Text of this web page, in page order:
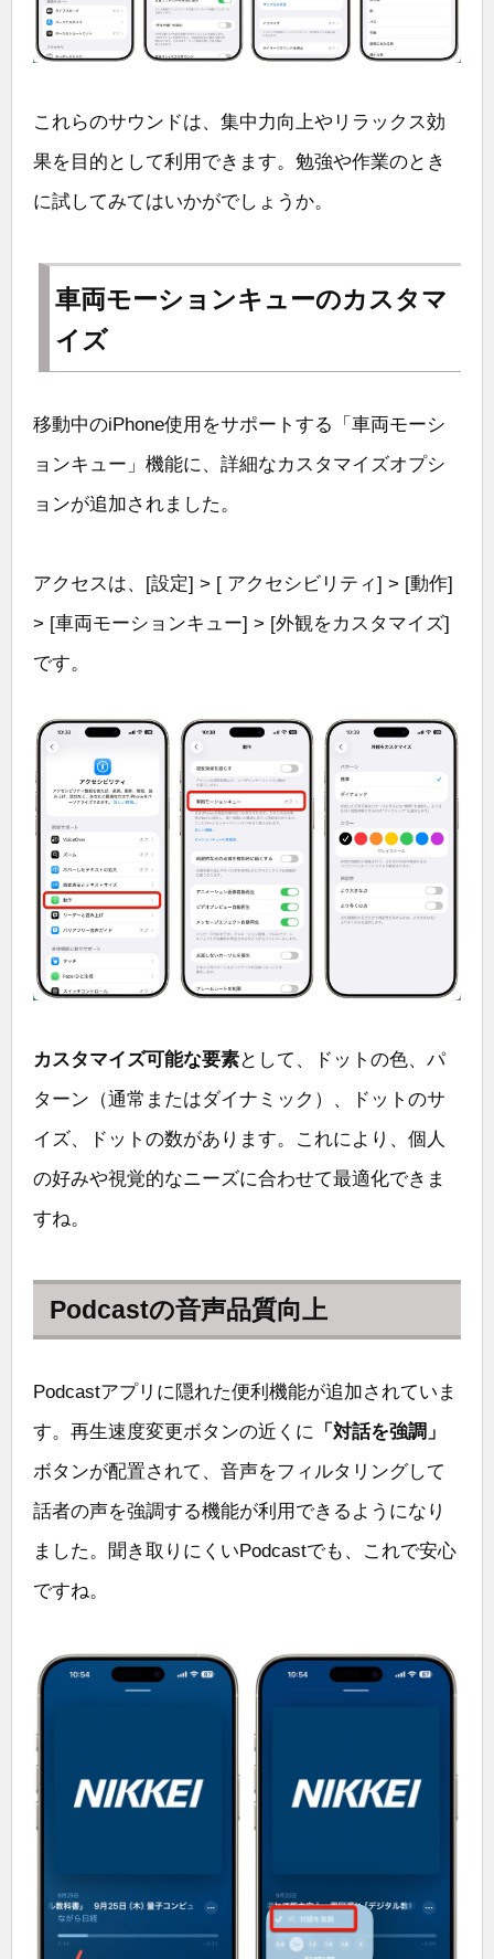
これらのサウンドは、集中力向上やリラックス効
果を目的として利用できます。勉強や作業のとき
に試してみてはいかがでしょうか。
車両モーションキューのカスタマ
イズ
移動中のiPhone使用をサポートする「車両モーシ
ョンキュー」機能に、詳細なカスタマイズオプシ
ョンが追加されました。
アクセスは、[設定] > [ アクセシビリティ] > [動作]
> [車両モーションキュー] > [外観をカスタマイズ]
です。
カスタマイズ可能な要素として、ドットの色、パ
ターン（通常またはダイナミック）、ドットのサ
イズ、ドットの数があります。これにより、個人
の好みや視覚的なニーズに合わせて最適化できま
すね。
Podcastの音声品質向上
Podcastアプリに隠れた便利機能が追加されていま
す。再生速度変更ボタンの近くに
「対話を強調」
ボタンが配置されて、音声をフィルタリングして
話者の声を強調する機能が利用できるようになり
ました。聞き取りにくいPodcastでも、これで安心
ですね。